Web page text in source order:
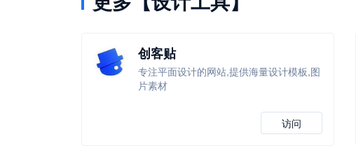
创客贴
专注平面设计的网站,提供海量设计模板,图
片素材
访问